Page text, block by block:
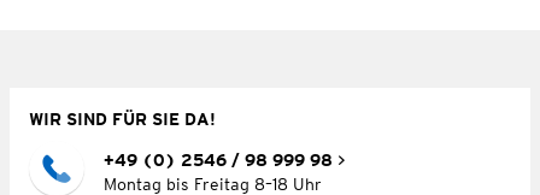
WIR SIND FÜR SIE DA!
+49 (0) 2546 / 98 999 98
Montag bis Freitag 8–18 Uhr